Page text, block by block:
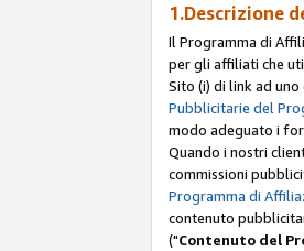
1.Descrizione
Il Programma di
per gli affiliati che
Sito (i) di link ad
Pubblicitarie del
modo adeguato i
Quando i nostri
commissioni
Programma di
contenuto
("Contenuto del